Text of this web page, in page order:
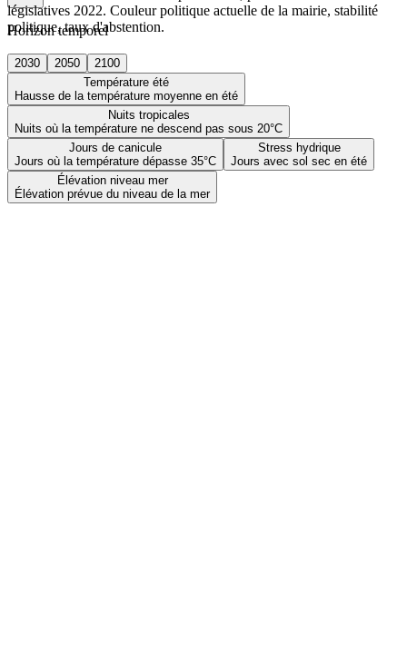
Horizon temporel
2030 2050
2100
Température été
Hausse de la température moyenne en été
Nuits tropicales
Nuits où la température ne descend pas sous 20°C
Jours de canicule
Jours où la température dépasse 35°C
Stress hydrique
Jours avec sol sec en été
Élévation niveau mer
Élévation prévue du niveau de la mer
législatives 2022. Couleur politique actuelle de la mairie, stabilité
politique, taux d'abstention.